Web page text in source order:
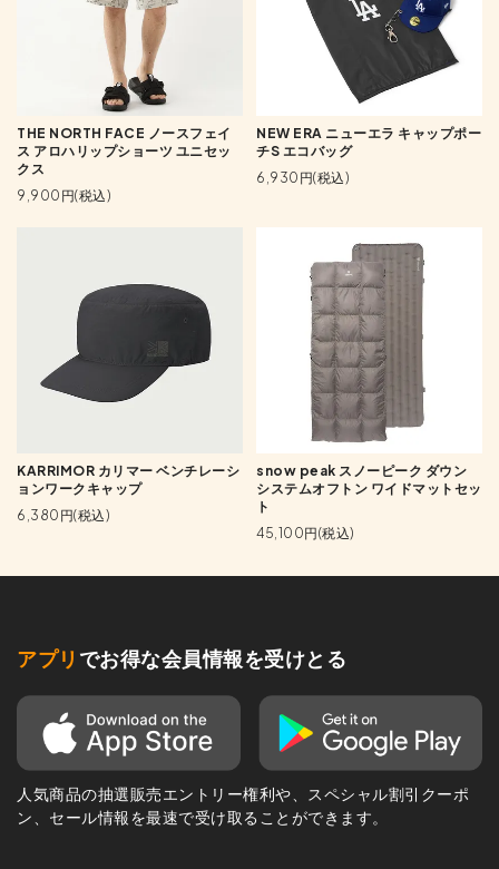
THE NORTH FACE ノースフェイ
ス アロハリップショーツ ユニセッ
クス
9,900円(税込)
NEW ERA ニューエラ キャップポー
チS エコバッグ
6,930円(税込)
KARRIMOR カリマー ベンチレーシ
ョンワークキャップ
6,380円(税込)
snow peak スノーピーク ダウン
システムオフトン ワイドマットセッ
ト
45,100円(税込)
アプリ でお得な会員情報を受けとる
人気商品の抽選販売エントリー権利や、スペシャル割引クーポ
ン、セール情報を最速で受け取ることができます。